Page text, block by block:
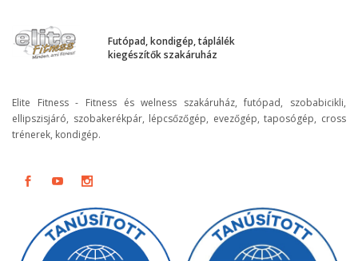
Futópad, kondigép, táplálék
kiegészítők szakáruház
Elite Fitness - Fitness és welness szakáruház, futópad, szobabicikli,
ellipszisjáró, szobakerékpár, lépcsőzőgép, evezőgép, taposógép, cross
trénerek, kondigép.